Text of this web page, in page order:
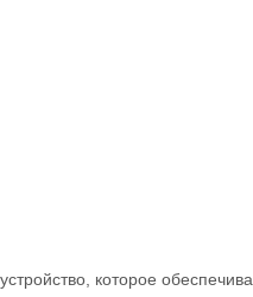
которое